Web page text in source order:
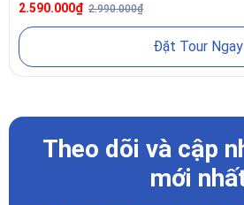
Tôi dễ say xe thì nên chuẩn bị gì?
Chính sách hoãn hủy và đổi ngày
Anh/Chị muốn được tư vấn tour
Gọi ngay:1900 277 297hoặc0907
Saigon Star Travel tư vấn theo số ngày nghỉ,
2.590.000₫ 2.990.000₫
Đặt Tour Ngay
Theo dõi và cập
mới